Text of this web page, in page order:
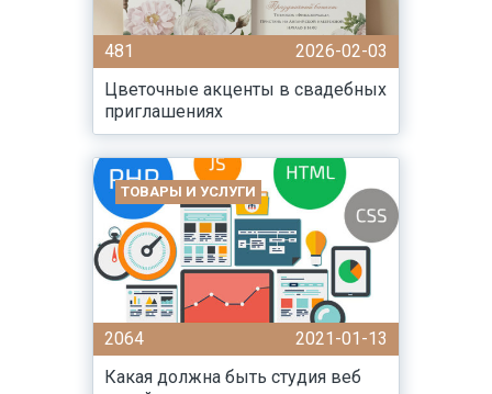
481
2026-02-03
Цветочные акценты в свадебных
приглашениях
ТОВАРЫ И УСЛУГИ
2064
2021-01-13
Какая должна быть студия веб